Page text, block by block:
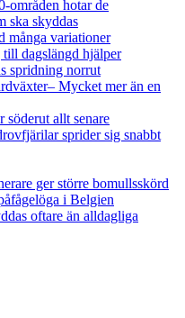
områden hotar de
ska skyddas
många variationer
till dagslängd hjälper
spridning norrut
Mycket mer än en
söderut allt senare
sprider sig snabbt
ger större bomullsskörd
i Belgien
oftare än alldagliga